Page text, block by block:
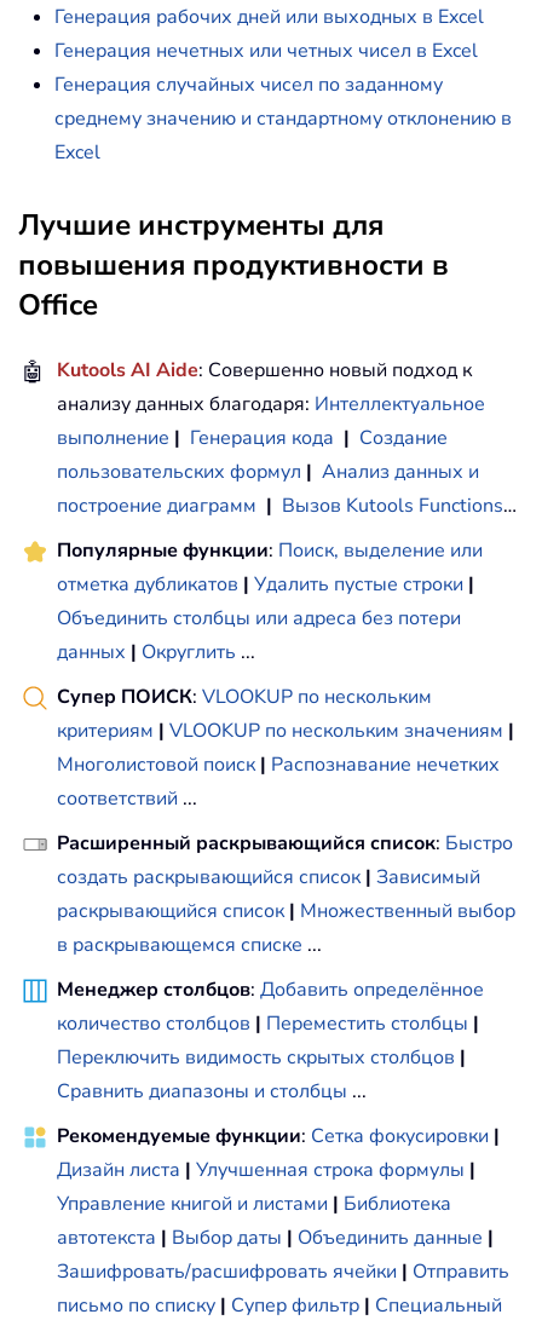
Генерация рабочих дней или выходных в Excel
Генерация нечетных или четных чисел в Excel
Генерация случайных чисел по заданному
среднему значению и стандартному отклонению в
Excel
Лучшие инструменты для
повышения продуктивности в
Office
🤖 Kutools AI Aide: Совершенно новый подход к
анализу данных благодаря: Интеллектуальное
выполнение | Генерация кода | Создание
пользовательских формул | Анализ данных и
построение диаграмм | Вызов Kutools Functions…
Популярные функции: Поиск, выделение или
отметка дубликатов | Удалить пустые строки |
Объединить столбцы или адреса без потери
данных | Округлить ...
Супер ПОИСК: VLOOKUP по нескольким
критериям | VLOOKUP по нескольким значениям |
Многолистовой поиск | Распознавание нечетких
соответствий ...
Расширенный раскрывающийся список: Быстро
создать раскрывающийся список | Зависимый
раскрывающийся список | Множественный выбор
в раскрывающемся списке ...
Менеджер столбцов: Добавить определённое
количество столбцов | Переместить столбцы |
Переключить видимость скрытых столбцов |
Сравнить диапазоны и столбцы ...
Рекомендуемые функции: Сетка фокусировки |
Дизайн листа | Улучшенная строка формулы |
Управление книгой и листами | Библиотека
автотекста | Выбор даты | Объединить данные |
Зашифровать/расшифровать ячейки | Отправить
письмо по списку | Супер фильтр | Специальный